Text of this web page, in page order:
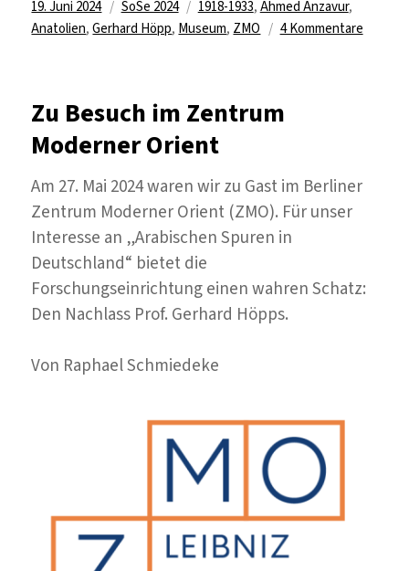
Veröffentlicht
am
19. Juni 2024 Kategorien
SoSe 2024 Schlagwörter
1918-1933, Ahmed Anzavur,
Anatolien,Gerhard Höpp, Museum, ZMO 4 Kommentarezu
Zu Besuch im Zentrum
Moderner Orient
Am 27. Mai 2024 waren wir zu Gast im Berliner
Zentrum Moderner Orient (ZMO). Für unser
Interesse an „Arabischen Spuren in
Deutschland“ bietet die
Forschungseinrichtung einen wahren Schatz:
Den Nachlass Prof. Gerhard Höpps.
Von Raphael Schmiedeke